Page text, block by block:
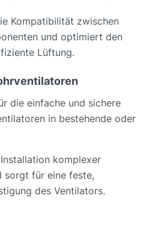
Kompatibilität zwischen
und optimiert den
Lüftung.
die einfache und sichere
in bestehende oder
komplexer
sorgt für eine feste,
des Ventilators.